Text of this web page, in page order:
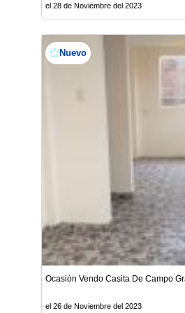
el 28 de Noviembre del 2023
Nuevo
Ocasión Vendo Casita De Campo
el 26 de Noviembre del 2023